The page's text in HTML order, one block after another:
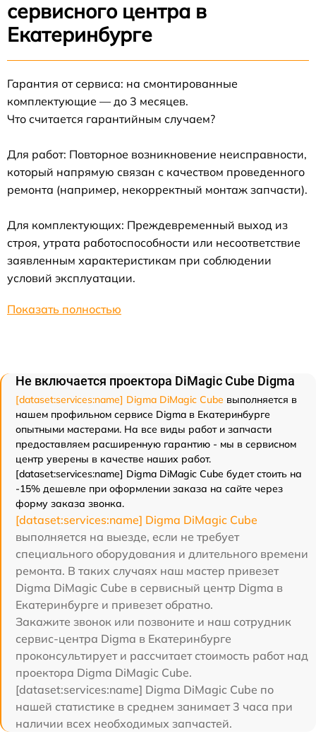
сервисного центра в
Екатеринбурге
Гарантия от сервиса: на смонтированные
комплектующие — до 3 месяцев.
Что считается гарантийным случаем?
Для работ: Повторное возникновение неисправности,
который напрямую связан с качеством проведенного
ремонта (например, некорректный монтаж запчасти).
Для комплектующих: Преждевременный выход из
строя, утрата работоспособности или несоответствие
заявленным характеристикам при соблюдении
условий эксплуатации.
Показать полностью
Не включается проектора DiMagic Cube Digma
[dataset:services:name] Digma DiMagic Cube выполняется в
нашем профильном сервисе Digma в Екатеринбурге
опытными мастерами. На все виды работ и запчасти
предоставляем расширенную гарантию - мы в сервисном
центр уверены в качестве наших работ.
[dataset:services:name] Digma DiMagic Cube будет стоить на
-15% дешевле при оформлении заказа на сайте через
форму заказа звонка.
[dataset:services:name] Digma DiMagic Cube
выполняется на выезде, если не требует
специального оборудования и длительного времени
ремонта. В таких случаях наш мастер привезет
Digma DiMagic Cube в сервисный центр Digma в
Екатеринбурге и привезет обратно.
Закажите звонок или позвоните и наш сотрудник
сервис-центра Digma в Екатеринбурге
проконсультирует и рассчитает стоимость работ над
проектора Digma DiMagic Cube.
[dataset:services:name] Digma DiMagic Cube по
нашей статистике в среднем занимает 3 часа при
наличии всех необходимых запчастей.